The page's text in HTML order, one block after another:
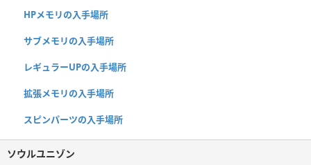
HPメモリの入手場所
サブメモリの入手場所
レギュラーUPの入手場所
拡張メモリの入手場所
スピンパーツの入手場所
ソウルユニゾン